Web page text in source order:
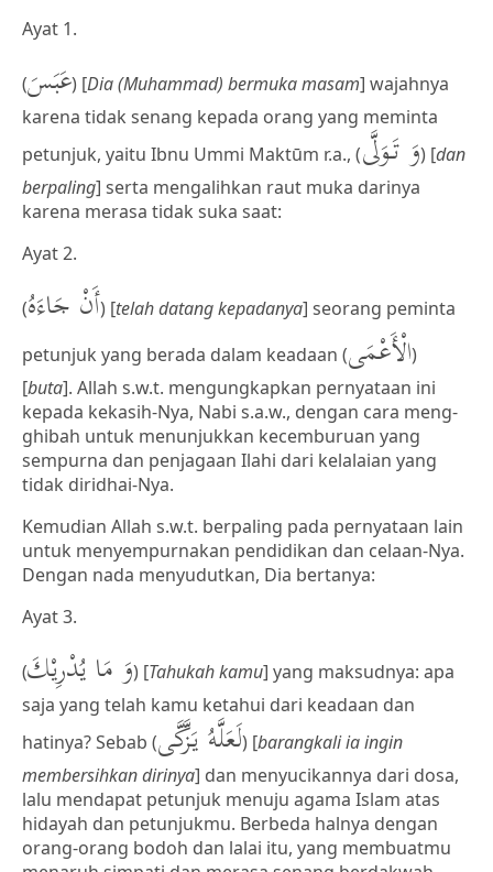
Ayat 1.
(عَبَسَ) [Dia (Muhammad) bermuka masam] wajahnya
karena tidak senang kepada orang yang meminta
petunjuk, yaitu Ibnu Ummi Maktūm r.a., (وَ تَوَلَّى) [dan
berpaling] serta mengalihkan raut muka darinya
karena merasa tidak suka saat:
Ayat 2.
(أَنْ جَاءَهُ) [telah datang kepadanya] seorang peminta
petunjuk yang berada dalam keadaan (الْأَعْمَى)
[buta]. Allah s.w.t. mengungkapkan pernyataan ini
kepada kekasih-Nya, Nabi s.a.w., dengan cara meng-
ghibah untuk menunjukkan kecemburuan yang
sempurna dan penjagaan Ilahi dari kelalaian yang
tidak diridhai-Nya.
Kemudian Allah s.w.t. berpaling pada pernyataan lain
untuk menyempurnakan pendidikan dan celaan-Nya.
Dengan nada menyudutkan, Dia bertanya:
Ayat 3.
(وَ مَا يُدْرِيْكَ) [Tahukah kamu] yang maksudnya: apa
saja yang telah kamu ketahui dari keadaan dan
hatinya? Sebab (لَعَلَّهُ يَزَّكَّى) [barangkali ia ingin
membersihkan dirinya] dan menyucikannya dari dosa,
lalu mendapat petunjuk menuju agama Islam atas
hidayah dan petunjukmu. Berbeda halnya dengan
orang-orang bodoh dan lalai itu, yang membuatmu